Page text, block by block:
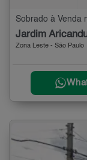
Sobrado à Venda
Jardim
Zona Leste - São Paulo